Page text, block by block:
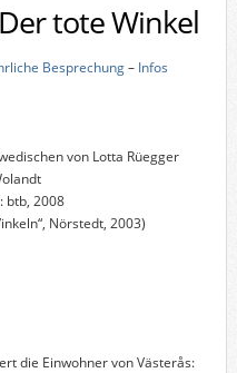
tote Winkel
Besprechung– Infos
von Lotta Rüegger
btb, 2008
Nörstedt, 2003)
die Einwohner von Västerås: